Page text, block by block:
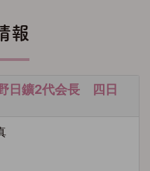
報
日鑛2代会長 四日